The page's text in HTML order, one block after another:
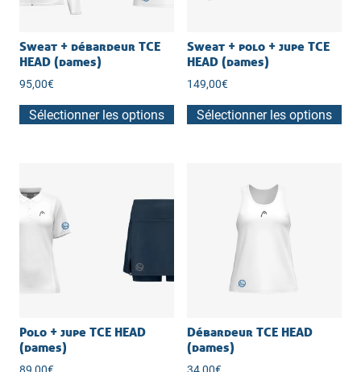
Sweat + débardeur TCE
HEAD (dames)
95,00€
Sélectionner les options
Sweat + polo + jupe TCE
HEAD (dames)
149,00€
Sélectionner les options
Polo + jupe TCE HEAD
(dames)
Débardeur TCE HEAD
(dames)